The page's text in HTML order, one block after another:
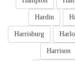
Hardin
Harrisburg
Harrison